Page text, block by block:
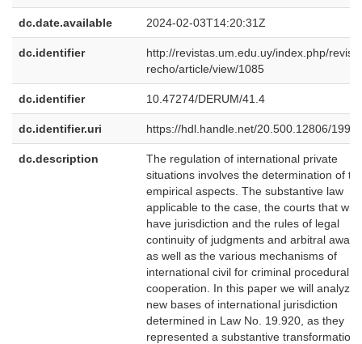
dc.date.available 2024-02-03T14:20:31Z
dc.identifier
http://revistas.um.edu.uy/index.php/
recho/article/view/1085
dc.identifier 10.47274/DERUM/41.4
dc.identifier.uri https://hdl.handle.net/20.500.12806/1993
dc.description
The regulation of international private
situations involves the determination of
empirical aspects. The substantive law
applicable to the case, the courts that will
have jurisdiction and the rules of legal
continuity of judgments and arbitral
as well as the various mechanisms of
international civil for criminal procedural
cooperation. In this paper we will analyze
new bases of international jurisdiction
determined in Law No. 19.920, as they
represented a substantive transformation